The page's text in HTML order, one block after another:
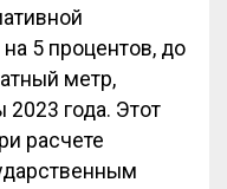
5 процентов, до
метр,
2023 года. Этот
расчете